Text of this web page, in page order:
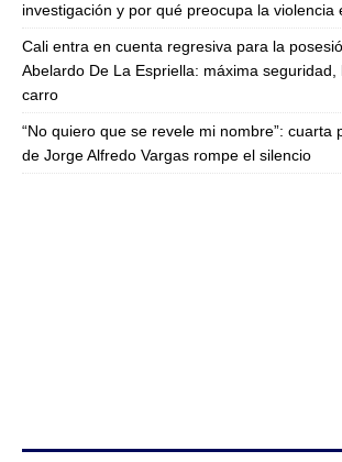
investigación y por qué preocupa la violencia
Cali entra en cuenta regresiva para la
Abelardo De La Espriella: máxima seguridad,
carro
“No quiero que se revele mi nombre”: cuarta
de Jorge Alfredo Vargas rompe el silencio